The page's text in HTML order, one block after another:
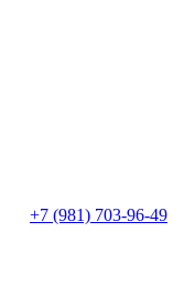
+7 (981) 703-96-49